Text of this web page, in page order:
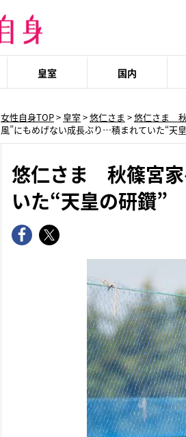
皇室 国内
女性自身TOP> 皇室>悠仁さま >悠仁さま 秋
風”にもめげない成長ぶり…積まれていた“天
悠仁さま 秋篠宮家
いた“天皇の研鑽”